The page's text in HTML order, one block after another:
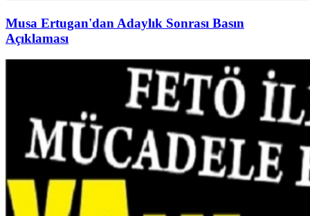
Musa Ertugan'dan Adaylık Sonrası Basın
Açıklaması